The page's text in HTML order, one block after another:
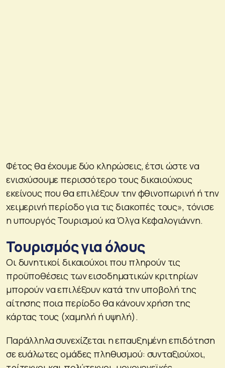
Φέτος θα έχουμε δύο κληρώσεις, έτσι ώστε να
ενισχύσουμε περισσότερο τους δικαιούχους
εκείνους που θα επιλέξουν την φθινοπωρινή ή την
χειμερινή περίοδο για τις διακοπές τους», τόνισε
η υπουργός Τουρισμού κα Όλγα Κεφαλογιάννη.
Τουρισμός για όλους
Οι δυνητικοί δικαιούχοι που πληρούν τις
προϋποθέσεις των εισοδηματικών κριτηρίων
μπορούν να επιλέξουν κατά την υποβολή της
αίτησης ποια περίοδο θα κάνουν χρήση της
κάρτας τους (χαμηλή ή υψηλή).
Παράλληλα συνεχίζεται η επαυξημένη επιδότηση
σε ευάλωτες ομάδες πληθυσμού: συνταξιούχοι,